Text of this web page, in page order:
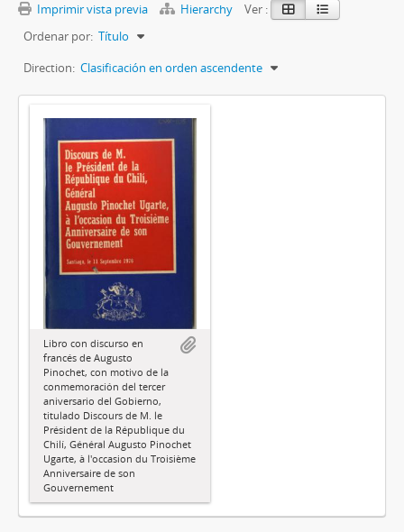
Imprimir vista previa Hierarchy
Ver :
Ordenar por: Título
Direction: Clasificación en orden ascendente
Libro con discurso en
francés de Augusto
Pinochet, con motivo de la
conmemoración del tercer
aniversario del Gobierno,
titulado Discours de M. le
Président de la République du
Chilí, Général Augusto Pinochet
Ugarte, à l'occasion du Troisième
Anniversaire de son
Gouvernement